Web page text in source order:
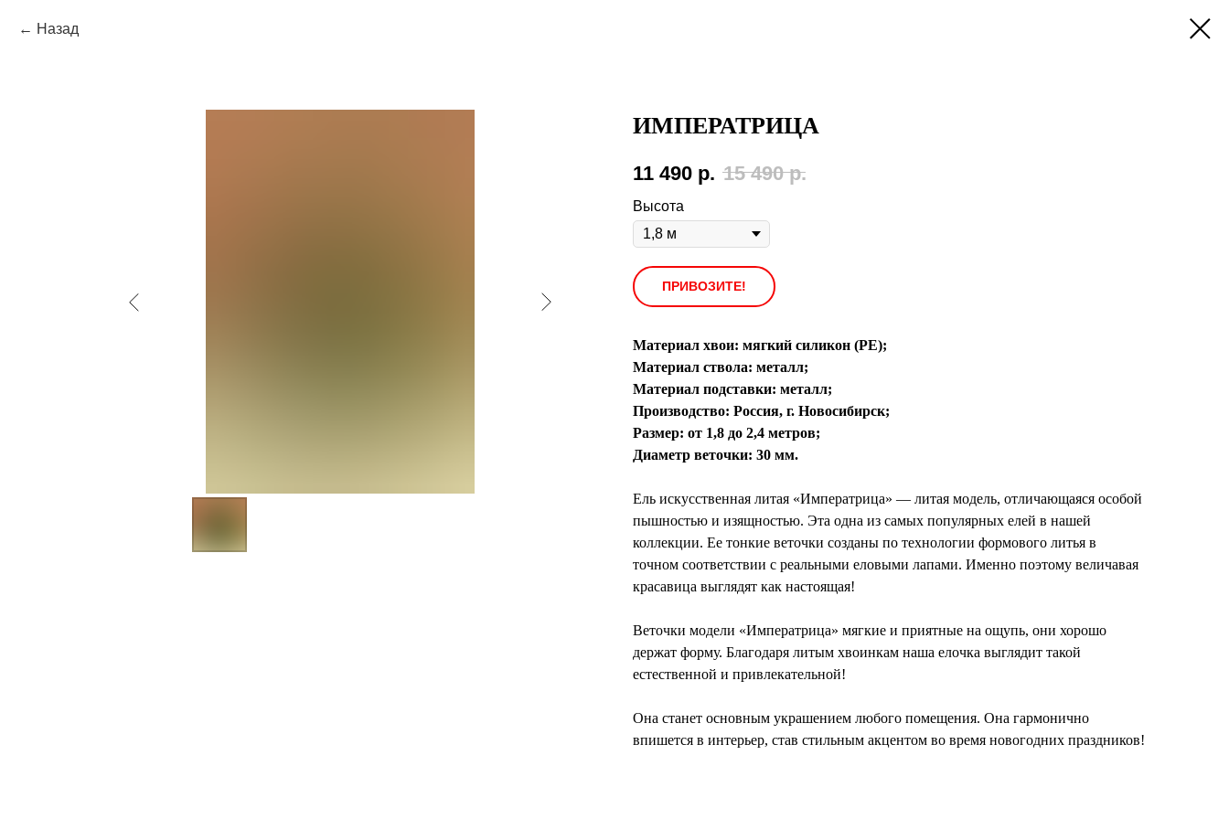
Назад
ИМПЕРАТРИЦА
11 490 р. 15 490 р.
Высота
ПРИВОЗИТЕ!
Материал хвои: мягкий силикон (РЕ);
Материал ствола: металл;
Материал подставки: металл;
Производство: Россия, г. Новосибирск;
Размер: от 1,8 до 2,4 метров;
Диаметр веточки: 30 мм.
Ель искусственная литая «Императрица» — литая модель, отличающаяся особой
пышностью и изящностью. Эта одна из самых популярных елей в нашей
коллекции. Ее тонкие веточки созданы по технологии формового литья в
точном соответствии с реальными еловыми лапами. Именно поэтому величавая
красавица выглядят как настоящая!
Веточки модели «Императрица» мягкие и приятные на ощупь, они хорошо
держат форму. Благодаря литым хвоинкам наша елочка выглядит такой
естественной и привлекательной!
Она станет основным украшением любого помещения. Она гармонично
впишется в интерьер, став стильным акцентом во время новогодних праздников!